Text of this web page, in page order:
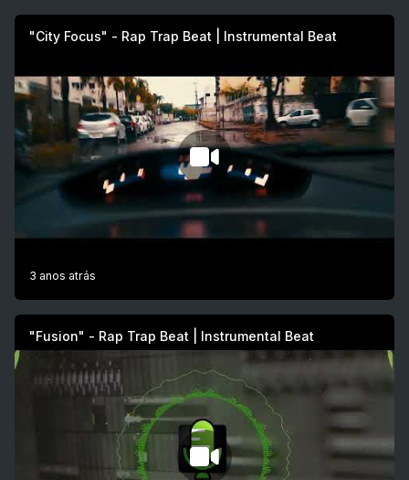
"City Focus" - Rap Trap Beat | Instrumental Beat
3 anos atrás
"Fusion" - Rap Trap Beat | Instrumental Beat